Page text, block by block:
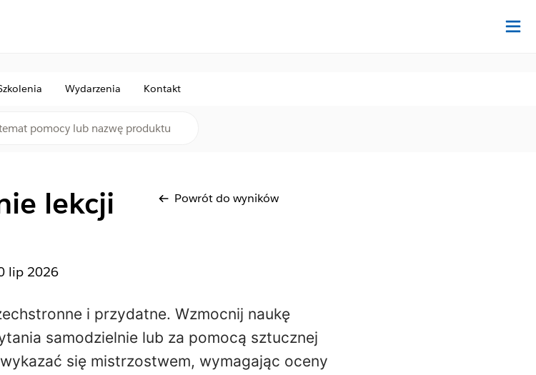
Wydarzenia Kontakt
lekcji
Powrót do wyników
lip 2026
i przydatne. Wzmocnij naukę
samodzielnie lub za pomocą sztucznej
się mistrzostwem, wymagając oceny